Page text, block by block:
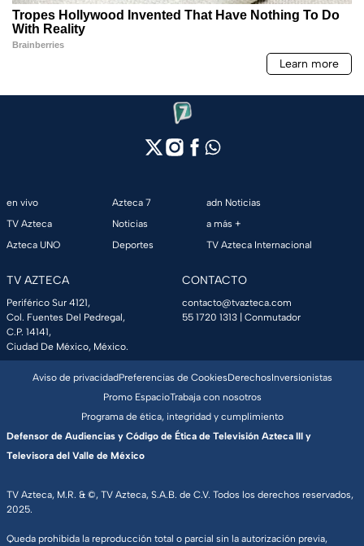
en vivo
TV Azteca
Azteca UNO
Azteca 7
Noticias
Deportes
adn Noticias
a más +
TV Azteca Internacional
TV AZTECA
Periférico Sur 4121,
Col. Fuentes Del Pedregal,
C.P. 14141,
Ciudad De México, México.
CONTACTO
contacto@tvazteca.com
55 1720 1313 | Conmutador
TV Azteca, M.R. & ©, TV Azteca, S.A.B. de C.V. Todos los derechos reservados,
2025.
Queda prohibida la reproducción total o parcial sin la autorización previa,
Aviso de privacidadPreferencias de CookiesDerechosInversionistas
Promo EspacioTrabaja con nosotros
Programa de ética, integridad y cumplimiento
Defensor de Audiencias y Código de Ética de Televisión Azteca III y
Televisora del Valle de México